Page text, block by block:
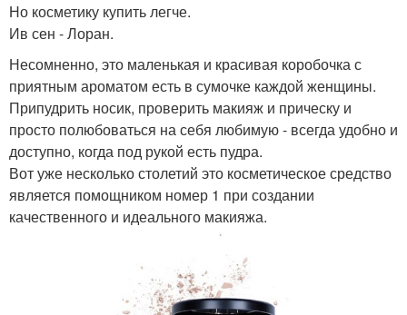
Но косметику купить легче.
Ив сен - Лоран.
Несомненно, это маленькая и красивая коробочка с
приятным ароматом есть в сумочке каждой женщины.
Припудрить носик, проверить макияж и прическу и
просто полюбоваться на себя любимую - всегда удобно и
доступно, когда под рукой есть пудра.
Вот уже несколько столетий это косметическое средство
является помощником номер 1 при создании
качественного и идеального макияжа.